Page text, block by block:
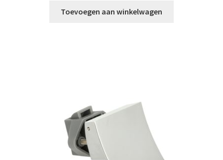
Toevoegen aan winkelwagen